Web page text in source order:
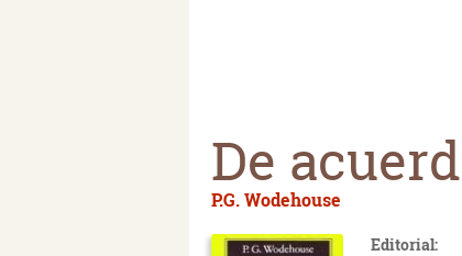
De
P.G. Wodehouse
Editorial: